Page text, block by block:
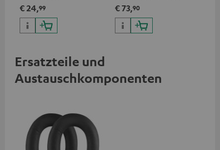
€ 24,99
MV7) zur optimalen
Positionierung und damit
einer bestmöglichen
Übertragung
€ 73,90
Ersatzteile und
Austauschkomponenten